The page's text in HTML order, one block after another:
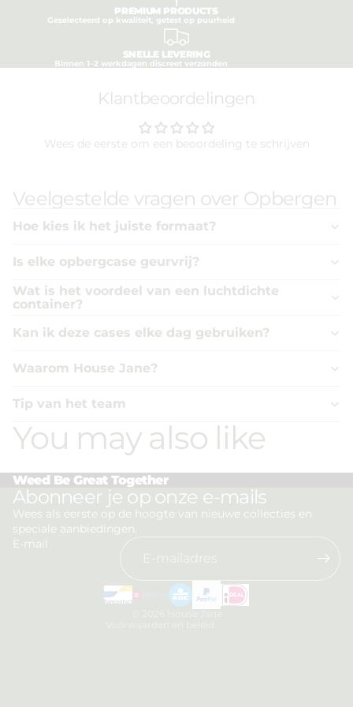
PREMIUM PRODUCTS
Geselecteerd op kwaliteit, getest op puurheid
SNELLE LEVERING
Binnen 1–2 werkdagen discreet verzonden
Klantbeoordelingen
Wees de eerste om een beoordeling te schrijven
Veelgestelde vragen over Opbergen
Hoe kies ik het juiste formaat?
Is elke opbergcase geurvrij?
Wat is het voordeel van een luchtdichte
container?
Kan ik deze cases elke dag gebruiken?
Waarom House Jane?
Tip van het team
You may also like
Weed Be Great Together
Abonneer je op onze e-mails
Wees als eerste op de hoogte van nieuwe collecties en
speciale aanbiedingen.
E-mail
House Jane
Privacybeleid
Terugbetalingsbeleid
Algemene voorwaarden
Wettelijke kennisgeving